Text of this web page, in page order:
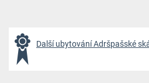
Další ubytování Adršpašské